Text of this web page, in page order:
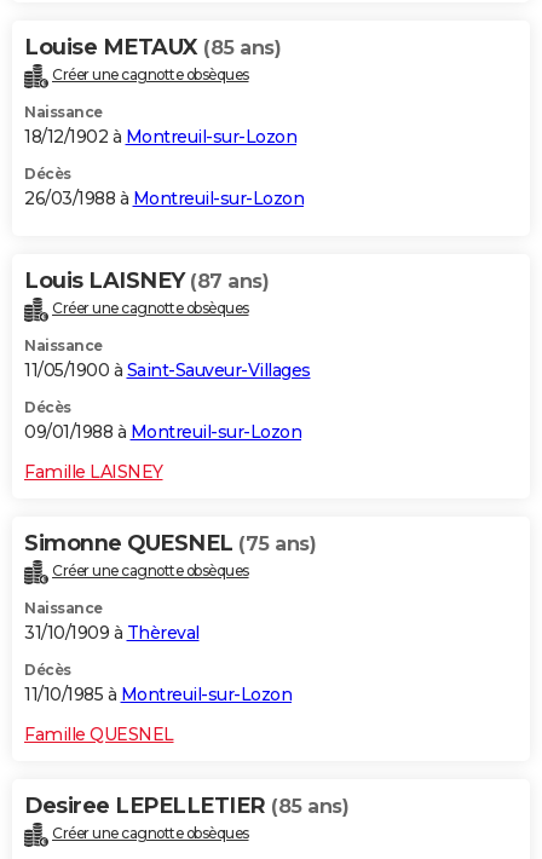
Louise METAUX (85 ans)
Créer une cagnotte obsèques
Naissance
18/12/1902 à Montreuil-sur-Lozon
Décès
26/03/1988 à Montreuil-sur-Lozon
Louis LAISNEY (87 ans)
Créer une cagnotte obsèques
Naissance
11/05/1900 à Saint-Sauveur-Villages
Décès
09/01/1988 à Montreuil-sur-Lozon
Famille LAISNEY
Simonne QUESNEL (75 ans)
Créer une cagnotte obsèques
Naissance
31/10/1909 à Thèreval
Décès
11/10/1985 à Montreuil-sur-Lozon
Famille QUESNEL
Desiree LEPELLETIER (85 ans)
Créer une cagnotte obsèques